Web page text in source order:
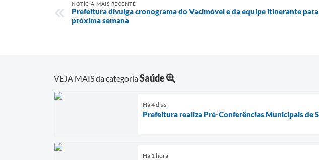
NOTÍCIA MAIS RECENTE
Prefeitura divulga cronograma do Vacimóvel e da equipe itinerante
próxima semana
VEJA MAIS da categoriaSaúde
Há 4 dias
Prefeitura realiza Pré-Conferências Municipais de
Há 1 hora